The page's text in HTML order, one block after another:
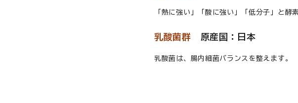
「熱に強い」「酸に強い」「低分子」と酵
乳酸菌群 原産国：日本
乳酸菌は、腸内細菌バランスを整えます。